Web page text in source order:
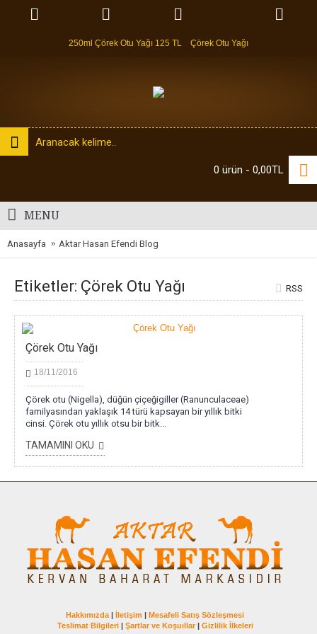
250ml Çörek Otu Yağı 125 TL Çörek Otu Yağı
0 ürün - 0,00TL
MENU
Anasayfa Aktar Hasan Efendi Blog
Etiketler: Çörek Otu Yağı RSS
Çörek Otu Yağı
18/11/2016
Çörek otu (Nigella), düğün çiçeğigiller (Ranunculaceae)
familyasından yaklaşık 14 türü kapsayan bir yıllık bitki
cinsi. Çörek otu yıllık otsu bir bitk...
TAMAMINI OKU
Hakkımızda | İletişim | Mesafeli Satış Sözleşmesi
Teslimat Bilgileri| Şartlar ve Koşuıllar| Gizlilik İlkeleri